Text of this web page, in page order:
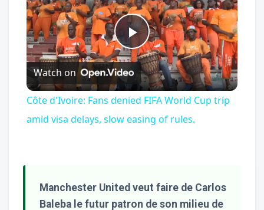
Play
Video
Watch on
Côte d'Ivoire: Fans denied FIFA World Cup trip
amid visa delays, slow easing of rules.
Manchester United veut faire de Carlos
Baleba le futur patron de son milieu de